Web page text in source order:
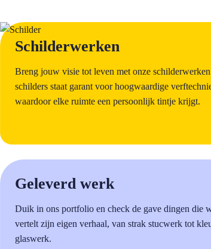
Schilderwerken
Breng jouw visie tot leven met onze
schilders staat garant voor hoogwaardige
waardoor elke ruimte een persoonlijk tintje krijgt.
a
Geleverd werk
Duik in ons portfolio en check de gave dingen die
vertelt zijn eigen verhaal, van strak stucwerk tot
glaswerk.